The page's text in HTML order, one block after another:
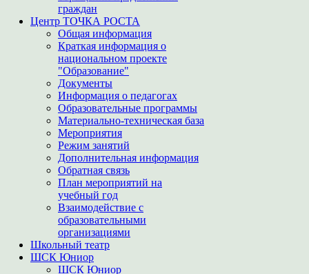
граждан
Центр ТОЧКА РОСТА
Общая информация
Краткая информация о
национальном проекте
"Образование"
Документы
Информация о педагогах
Образовательные программы
Материально-техническая база
Мероприятия
Режим занятий
Дополнительная информация
Обратная связь
План мероприятий на
учебный год
Взаимодействие с
образовательными
организациями
Школьный театр
ШСК Юниор
ШСК Юниор